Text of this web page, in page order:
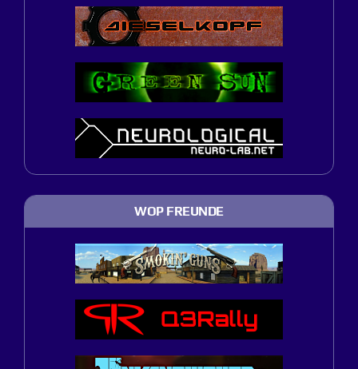
WOP FREUNDE